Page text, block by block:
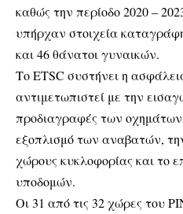
καθώς την περίοδο 2020 –
υπήρχαν στοιχεία
και 46 θάνατοι γυναικών.
Το ETSC συστήνει η
αντιμετωπιστεί με την
προδιαγραφές των
εξοπλισμό των αναβατών,
χώρους κυκλοφορίας και το
υποδομών.
Οι 31 από τις 32 χώρες του